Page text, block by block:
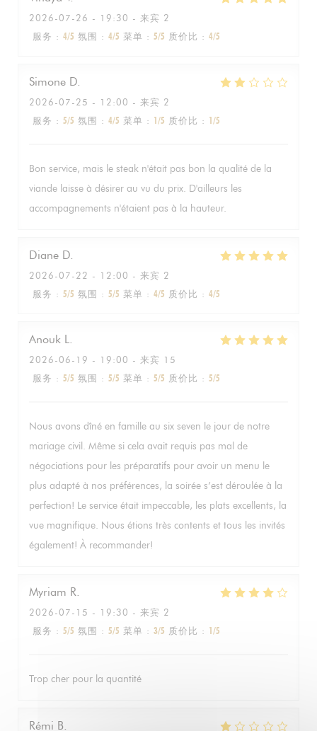
2026-07-26 - 19:30 - 来宾 2
服务 : 4/5 氛围 : 4/5 菜单 : 5/5 质价比 : 4/5
Simone D
2026-07-25 - 12:00 - 来宾 2
服务 : 5/5 氛围 : 4/5 菜单 : 1/5 质价比 : 1/5
Bon service, mais le steak n'était pas bon la qualité de la
viande laisse à désirer au vu du prix. D'ailleurs les
accompagnements n'étaient pas à la hauteur.
Diane D
2026-07-22 - 12:00 - 来宾 2
服务 : 5/5 氛围 : 5/5 菜单 : 4/5 质价比 : 4/5
Anouk L
2026-06-19 - 19:00 - 来宾 15
服务 : 5/5 氛围 : 5/5 菜单 : 5/5 质价比 : 5/5
Nous avons dîné en famille au six seven le jour de notre
mariage civil. Même si cela avait requis pas mal de
négociations pour les préparatifs pour avoir un menu le
plus adapté à nos préférences, la soirée s’est déroulée à la
perfection! Le service était impeccable, les plats excellents, la
vue magnifique. Nous étions très contents et tous les invités
également! À recommander!
Myriam R
2026-07-15 - 19:30 - 来宾 2
服务 : 5/5 氛围 : 5/5 菜单 : 3/5 质价比 : 1/5
Trop cher pour la quantité
Rémi B